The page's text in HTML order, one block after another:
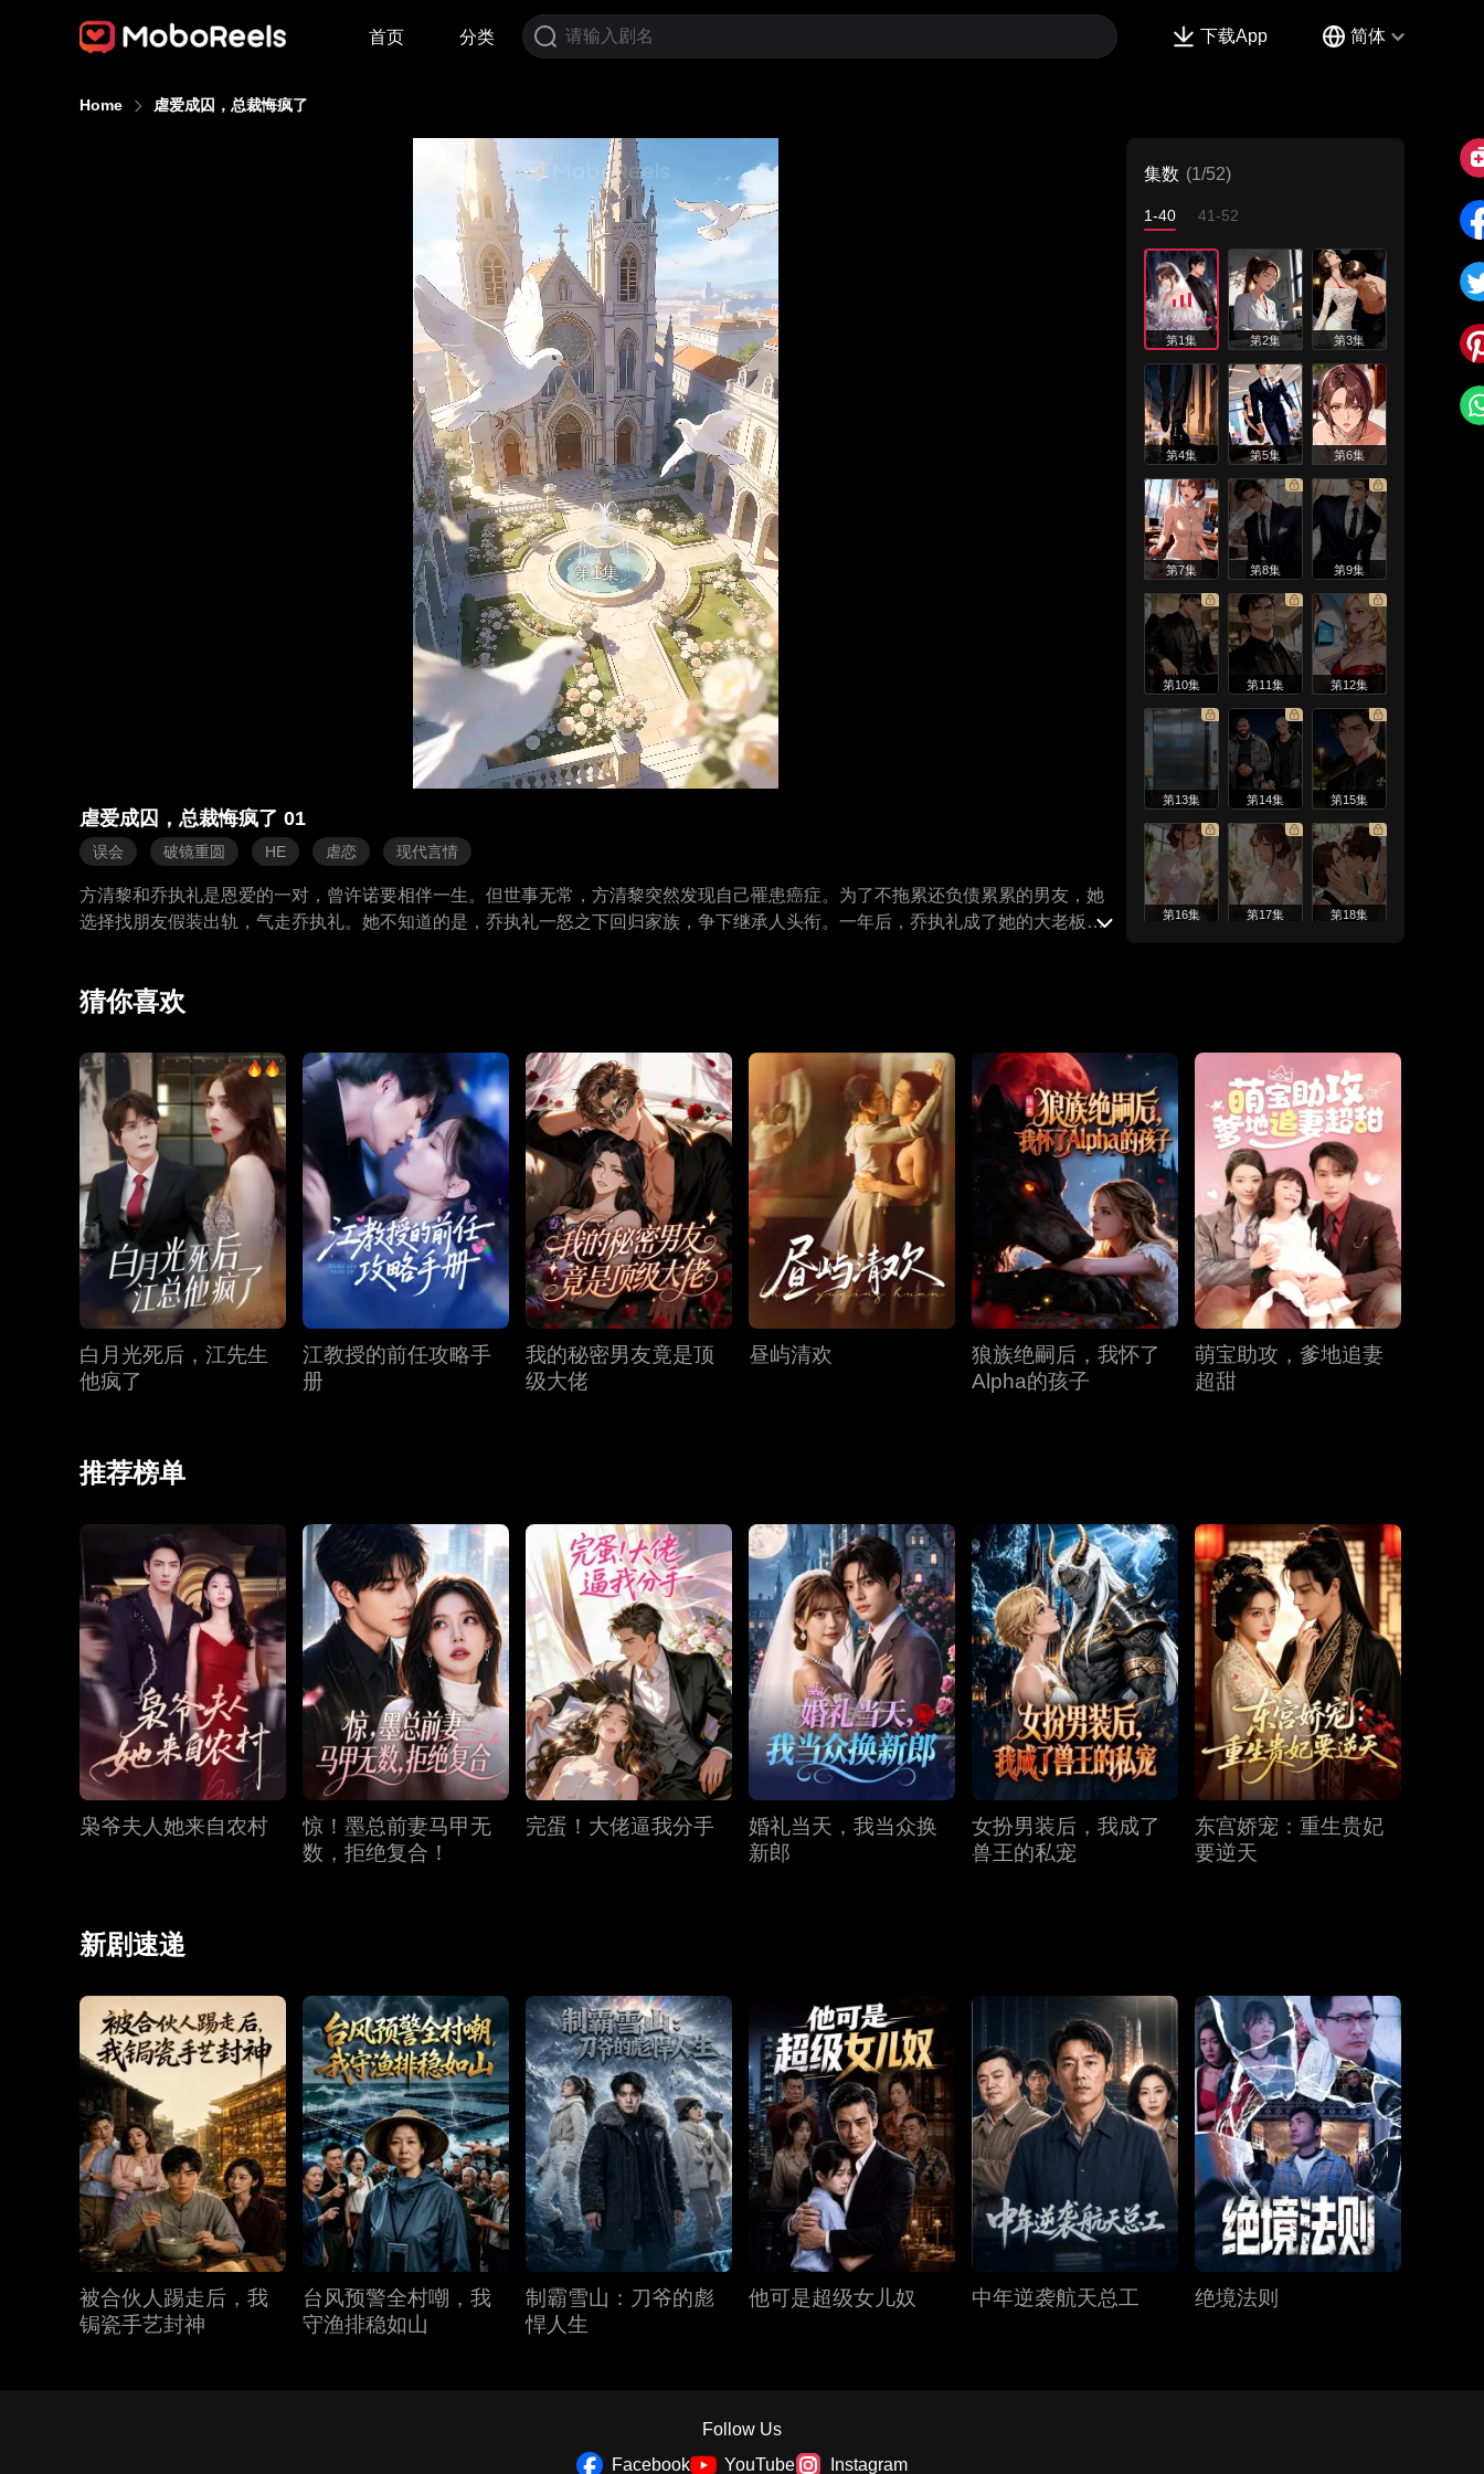
首页 分类 下载App 简体
Home 虐爱成囚，总裁悔疯了
第1集
虐爱成囚，总裁悔疯了 01
误会 破镜重圆 HE 虐恋 现代言情
方清黎和乔执礼是恩爱的一对，曾许诺要相伴一生。但世事无常，方清黎突然发现自己罹患癌症。为了不拖累还负债累累的男友，她
选择找朋友假装出轨，气走乔执礼。她不知道的是，乔执礼一怒之下回归家族，争下继承人头衔。一年后，乔执礼成了她的大老板，
集数 (1/52)
1-40 41-52
第1集 第2集 第3集
第4集 第5集 第6集
第7集 第8集 第9集
第10集 第11集 第12集
第13集 第14集 第15集
第16集 第17集 第18集
第22集 第23集 第24集
第25集 第26集 第27集
第28集
第34集 第35集 第36集
第37集 第38集 第39集
第40集
猜你喜欢
白月光死后，江先生
他疯了
江教授的前任攻略手
册
我的秘密男友竟是顶
级大佬
昼屿清欢
狼族绝嗣后，我怀了
Alpha的孩子
萌宝助攻，爹地追妻
超甜
推荐榜单
枭爷夫人她来自农村
惊！墨总前妻马甲无
数，拒绝复合！
完蛋！大佬逼我分手
婚礼当天，我当众换
新郎
女扮男装后，我成了
兽王的私宠
东宫娇宠：重生贵妃
要逆天
新剧速递
被合伙人踢走后，我
锔瓷手艺封神
台风预警全村嘲，我
守渔排稳如山
制霸雪山：刀爷的彪
悍人生
他可是超级女儿奴 中年逆袭航天总工 绝境法则
Follow Us
Facebook
YouTube Instagram